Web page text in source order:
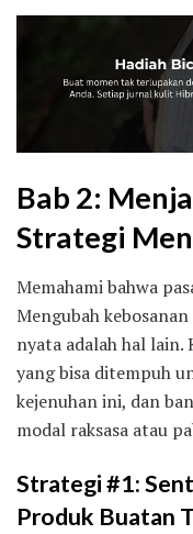
Bab 2:
Strategi
Memahami bahwa
Mengubah
nyata adalah hal lain.
yang bisa ditempuh
kejenuhan ini, dan
modal raksasa atau
Strategi #1:
Produk Buatan